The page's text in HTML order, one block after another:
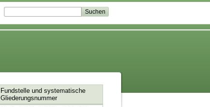
Fundstelle und systematische
Gliederungsnummer